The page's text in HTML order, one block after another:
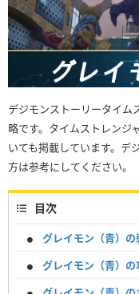
デジモンストーリータイム
略です。タイムストレンジ
いても掲載しています。デ
方は参考にしてください。
目次
グレイモン（青）の
グレイモン（青）の